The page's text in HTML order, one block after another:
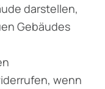
darstellen,
Gebäudes
wenn